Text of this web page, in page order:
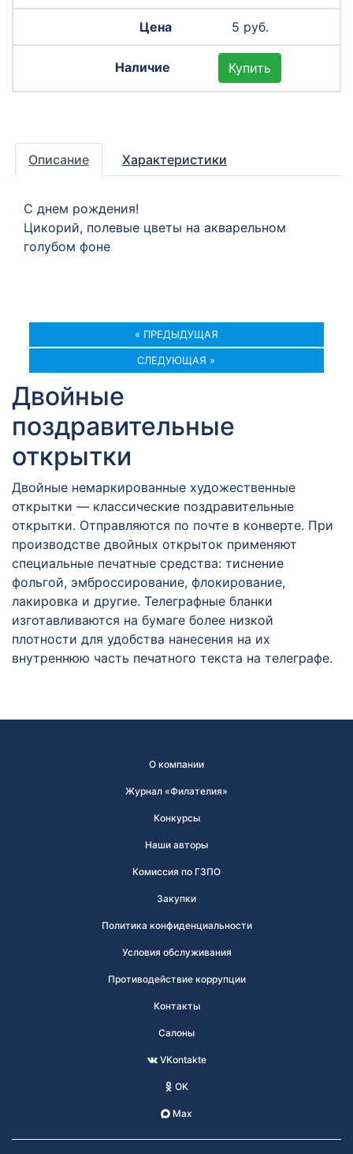
5 руб.
Купить
Описание Характеристики
С днем рождения!
Цикорий, полевые цветы на акварельном
голубом фоне
« ПРЕДЫДУЩАЯ
СЛЕДУЮЩАЯ »
Двойные
поздравительные
открытки
Двойные немаркированные художественные
открытки — классические поздравительные
открытки. Отправляются по почте в конверте. При
производстве двойных открыток применяют
специальные печатные средства: тиснение
фольгой, эмброссирование, флокирование,
лакировка и другие. Телеграфные бланки
изготавливаются на бумаге более низкой
плотности для удобства нанесения на их
внутреннюю часть печатного текста на телеграфе.
О компании
Журнал «Филателия»
Конкурсы
Наши авторы
Комиссия по ГЗПО
Закупки
Политика конфиденциальности
Условия обслуживания
Противодействие коррупции
Контакты
Салоны
VKontakte
OK
Max